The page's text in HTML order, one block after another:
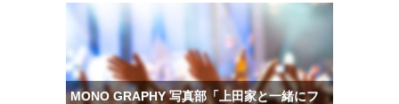
MONO GRAPHY 写真部「上田家と一緒にフ